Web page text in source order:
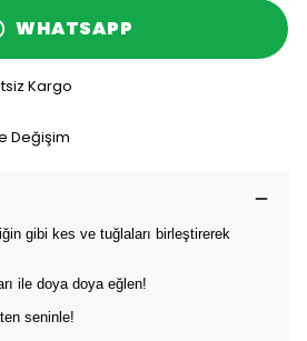
WHATSAPP
Kargo
Değişim
gibi kes ve tuğlaları birleştirerek
ile doya doya eğlen!
seninle!